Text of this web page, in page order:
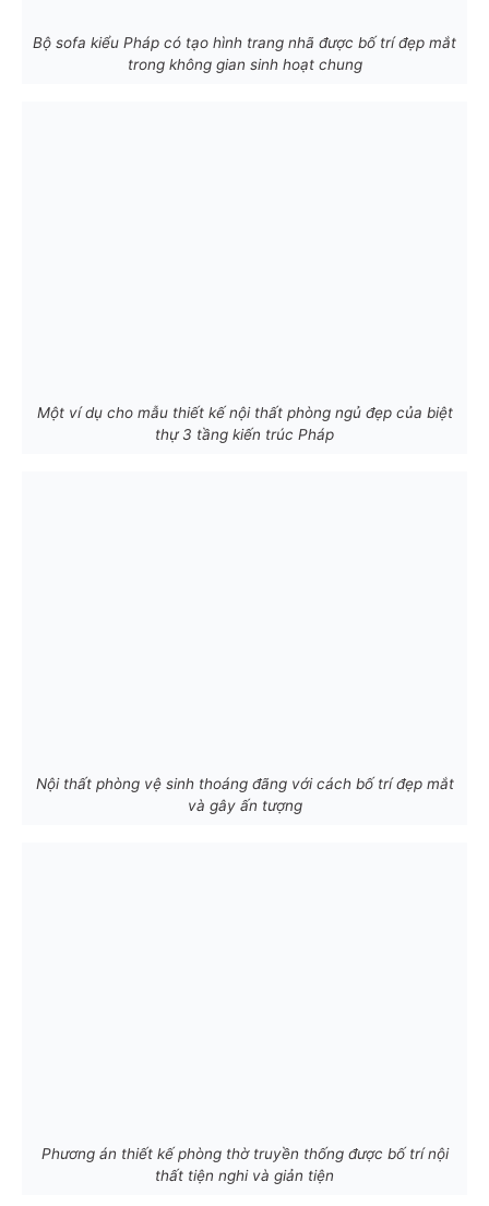
Bộ sofa kiểu Pháp có tạo hình trang nhã được bố trí đẹp mắt
trong không gian sinh hoạt chung
Một ví dụ cho mẫu thiết kế nội thất phòng ngủ đẹp của biệt
thự 3 tầng kiến trúc Pháp
Nội thất phòng vệ sinh thoáng đãng với cách bố trí đẹp mắt
và gây ấn tượng
Phương án thiết kế phòng thờ truyền thống được bố trí nội
thất tiện nghi và giản tiện